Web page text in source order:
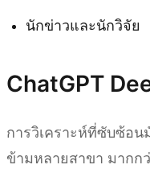
นักข่าวและนักวิจัย
ChatGPT
การวิเคราะห์ที่ซับซ้อ
ข้ามหลายสาขา มากก